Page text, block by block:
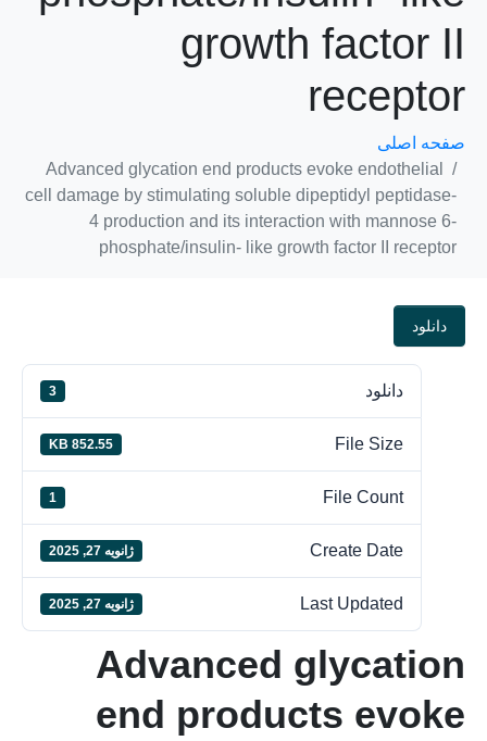
growth factor II
receptor
صفحه اصلی
Advanced glycation end products evoke endothelial
cell damage by stimulating soluble dipeptidyl peptidase-
4 production and its interaction with mannose 6-
phosphate/insulin- like growth factor II receptor
دانلود
دانلود 3
File Size
852.55 KB
File Count
1
Create Date ژانویه 27, 2025
Last Updated ژانویه 27, 2025
Advanced glycation
end products evoke